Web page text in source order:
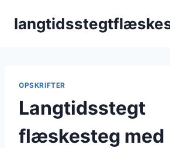
OPSKRIFTER
Langtidsstegt
flæskesteg med